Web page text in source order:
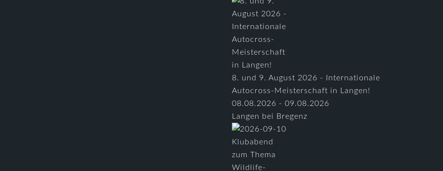
8. und 9. August 2026 - Internationale
Autocross-Meisterschaft in Langen!
08.08.2026 - 09.08.2026
Langen bei Bregenz